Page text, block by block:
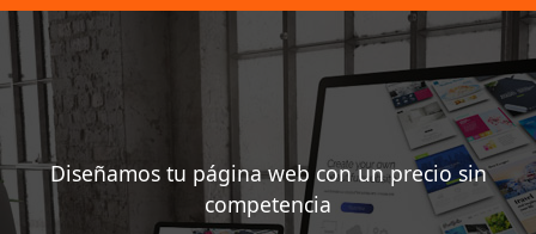
Diseñamos tu página web con un precio sin
competencia